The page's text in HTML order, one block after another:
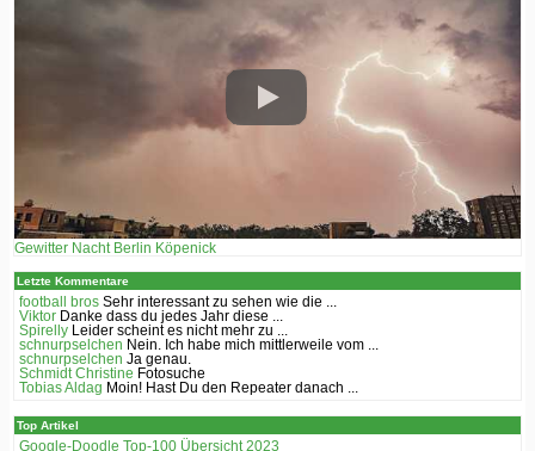
Gewitter Nacht Berlin Köpenick
Letzte Kommentare
football bros Sehr interessant zu sehen wie die ...
Viktor Danke dass du jedes Jahr diese ...
Spirelly
Leider scheint es nicht mehr zu ...
schnurpselchen Nein. Ich habe mich mittlerweile vom ...
schnurpselchen Ja genau.
Schmidt Christine Fotosuche
Tobias Aldag Moin! Hast Du den Repeater danach ...
Top Artikel
Google-Doodle Top-100 Übersicht 2023